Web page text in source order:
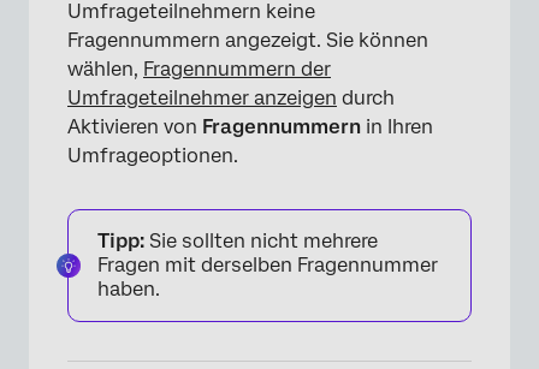
Umfrageteilnehmern keine
Fragennummern angezeigt. Sie können
wählen, Fragennummern der
Umfrageteilnehmer anzeigen durch
Aktivieren von Fragennummern in Ihren
Umfrageoptionen.
Tipp: Sie sollten nicht mehrere
Fragen mit derselben Fragennummer
haben.